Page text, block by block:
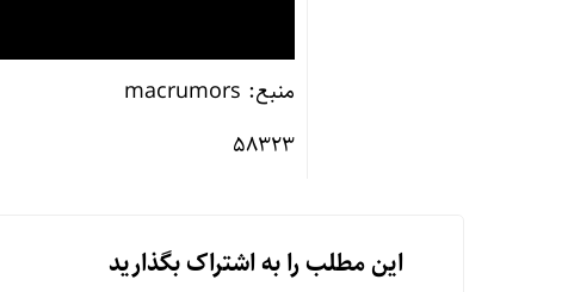
منبع: macrumors
۵۸۳۲۳
این مطلب را به اشتراک بگذارید